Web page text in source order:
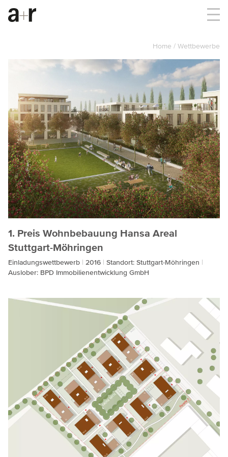
Home Wettbewerbe
1. Preis Wohnbebauung Hansa Areal
Stuttgart-Möhringen
Einladungswettbewerb 2016
Standort: Stuttgart-Möhringen
Auslober: BPD Immobilienentwicklung GmbH